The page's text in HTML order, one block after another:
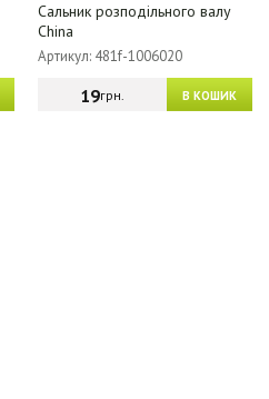
Сальник розподільного валу
China
Артикул: 481f-1006020
В КОШИК
19грн.